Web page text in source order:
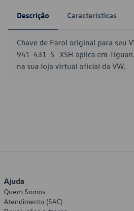
Descrição Características
Chave de Farol original para seu
941-431-S -XSH aplica em
na sua loja virtual oficial da VW.
Ajuda
Quem Somos
Atendimento (SAC)